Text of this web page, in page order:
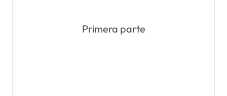
Primera parte